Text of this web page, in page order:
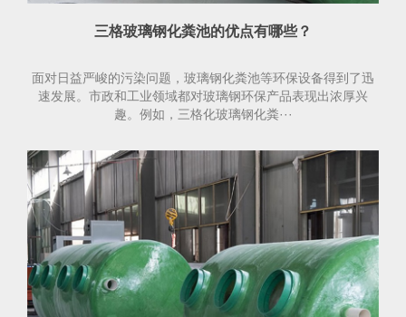
三格玻璃钢化粪池的优点有哪些？
面对日益严峻的污染问题，玻璃钢化粪池等环保设备得到了迅
速发展。市政和工业领域都对玻璃钢环保产品表现出浓厚兴
趣。例如，三格化玻璃钢化粪···